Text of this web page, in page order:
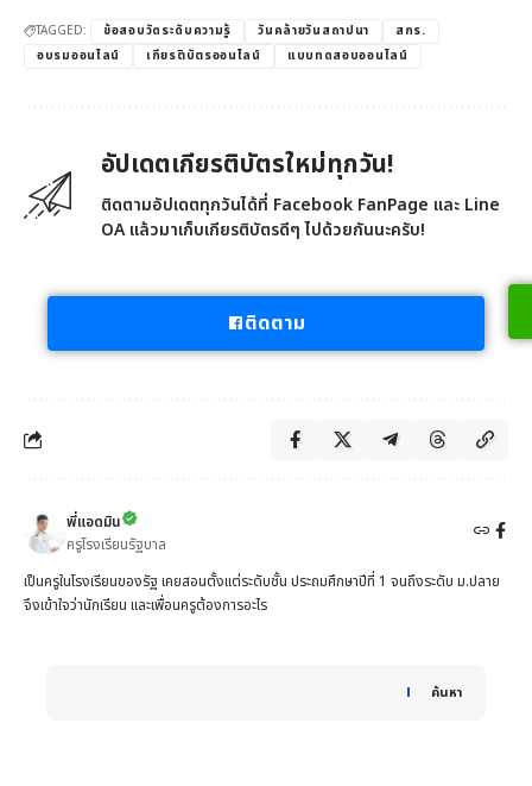
TAGGED: ข้อสอบวัดระดับความรู้ วันคล้ายวันสถาปนา
สกร.
อบรมออนไลน์
เกียรติบัตรออนไลน์ แบบทดสอบออนไลน์
อัปเดตเกียรติบัตรใหม่ทุกวัน!
ติดตามอัปเดตทุกวันได้ที่ Facebook FanPage และ Line
OA แล้วมาเก็บเกียรติบัตรดีๆ ไปด้วยกันนะครับ!
ติดตาม
พี่แอดมิน
ครูโรงเรียนรัฐบาล
เป็นครูในโรงเรียนของรัฐ เคยสอนตั้งแต่ระดับชั้น ประถมศึกษาปีที่ 1 จนถึงระดับ ม.ปลาย
จึงเข้าใจว่านักเรียน และเพื่อนครูต้องการอะไร
ค้นหา
When autocomplete results are available use up and